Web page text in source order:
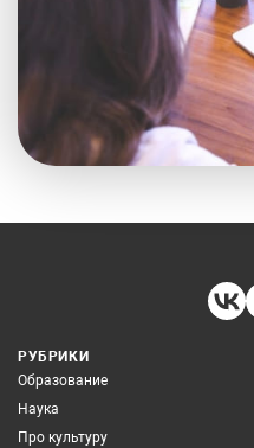
РУБРИКИ
Образование
Наука
Про культуру